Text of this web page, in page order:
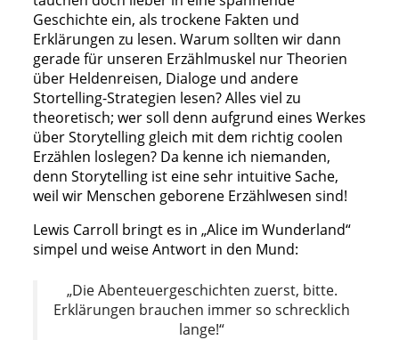
Geschichte ein, als trockene Fakten und
Erklärungen zu lesen. Warum sollten wir dann
gerade für unseren Erzählmuskel nur Theorien
über Heldenreisen, Dialoge und andere
Stortelling-Strategien lesen? Alles viel zu
theoretisch; wer soll denn aufgrund eines Werkes
über Storytelling gleich mit dem richtig coolen
Erzählen loslegen? Da kenne ich niemanden,
denn Storytelling ist eine sehr intuitive Sache,
weil wir Menschen geborene Erzählwesen sind!
Lewis Carroll bringt es in „Alice im Wunderland“
simpel und weise Antwort in den Mund:
„Die Abenteuergeschichten zuerst, bitte.
Erklärungen brauchen immer so schrecklich
lange!“